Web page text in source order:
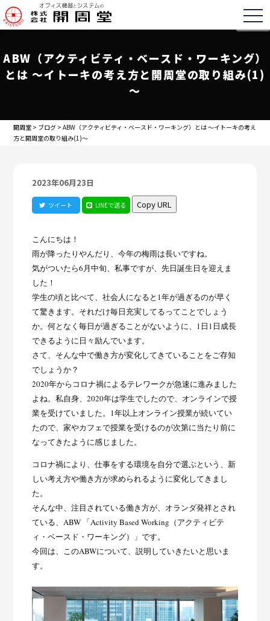
ABW（アクティビティ・ベースド・ワーキング）
とは ～イトーキの考え方と開周堂の取り組み(1)
～
開周堂 > ブログ >ABW（アクティビティ・ベースド・ワーキング）とは ～イトーキの考え
方と開周堂の取り組み(1)～
2023年06月23日
ツイート LINEで送る Copy URL
こんにちは！
雨が降ったりやんだり、今年の梅雨は長いですね。
気がついたら6月中旬、私事ですが、先日誕生日を迎えま
した！
学生の頃と比べて、社会人になると1年が過ぎるのが早く
て驚きます。それだけ毎日充実してるってことでしょう
か。何となく毎日が過ぎることがないように、1日1日成長
できるように日々励んでいます。
さて、そんな中で働き方が変化してきていることをご存知
でしょうか？
2020年からコロナ禍によるテレワークが急速に進みました
よね。私自身、2020年は学生でしたので、オンラインで授
業を受けていました。1年以上オンライン授業が続いてい
たので、家やカフェで授業を受けるのが次第に当たり前に
なってきたように感じました。
コロナ禍により、仕事をする環境を自分で選ぶという、新
しい考え方や働き方が求められるように変化してきまし
た。
そんな中、注目されている働き方が、オランダ発祥とされ
ている、ABW 「Activity Based Working（アクティビテ
ィ・ベースド・ワーキング）」です。
今回は、このABWについて、説明していきたいと思いま
す。